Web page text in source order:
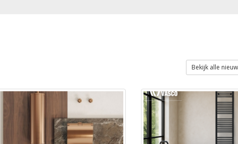
Bekijk alle